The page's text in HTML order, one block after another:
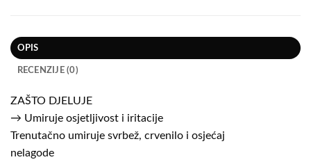
OPIS
RECENZIJE (0)
ZAŠTO DJELUJE
→ Umiruje osjetljivost i iritacije
Trenutačno umiruje svrbež, crvenilo i osjećaj
nelagode